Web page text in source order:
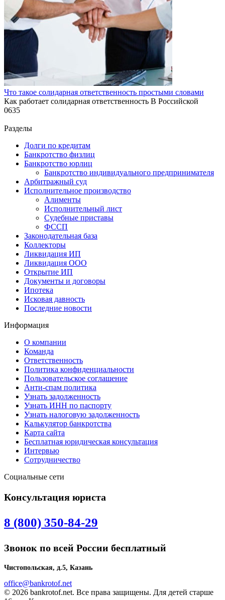
Что такое солидарная ответственность простыми словами
Как работает солидарная ответственность В Российской
0635
Разделы
Долги по кредитам
Банкротство физлиц
Банкротство юрлиц
Банкротство индивидуального предпринимателя
Арбитражный суд
Исполнительное производство
Алименты
Исполнительный лист
Судебные приставы
ФССП
Законодательная база
Коллекторы
Ликвидация ИП
Ликвидация ООО
Открытие ИП
Документы и договоры
Ипотека
Исковая давность
Последние новости
Информация
О компании
Команда
Ответственность
Политика конфиденциальности
Пользовательское соглашение
Анти-спам политика
Узнать задолженность
Узнать ИНН по паспорту
Узнать налоговую задолженность
Калькулятор банкротства
Карта сайта
Бесплатная юридическая консультация
Интервью
Сотрудничество
Социальные сети
Консультация юриста
8 (800) 350-84-29
Звонок по всей России бесплатный
Чистопольская, д.5, Казань
office@bankrotof.net
© 2026 bankrotof.net. Все права защищены. Для детей старше